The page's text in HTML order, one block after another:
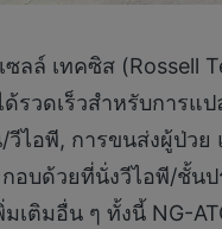
ลล์ เทคซิส
วดเร็วสำหรับการแ
/วีไอพี, การขนส่งผู้
อบด้วยที่นั่งวีไอพี/ชั้
เติมอื่น ๆ ทั้งนี้ NG-